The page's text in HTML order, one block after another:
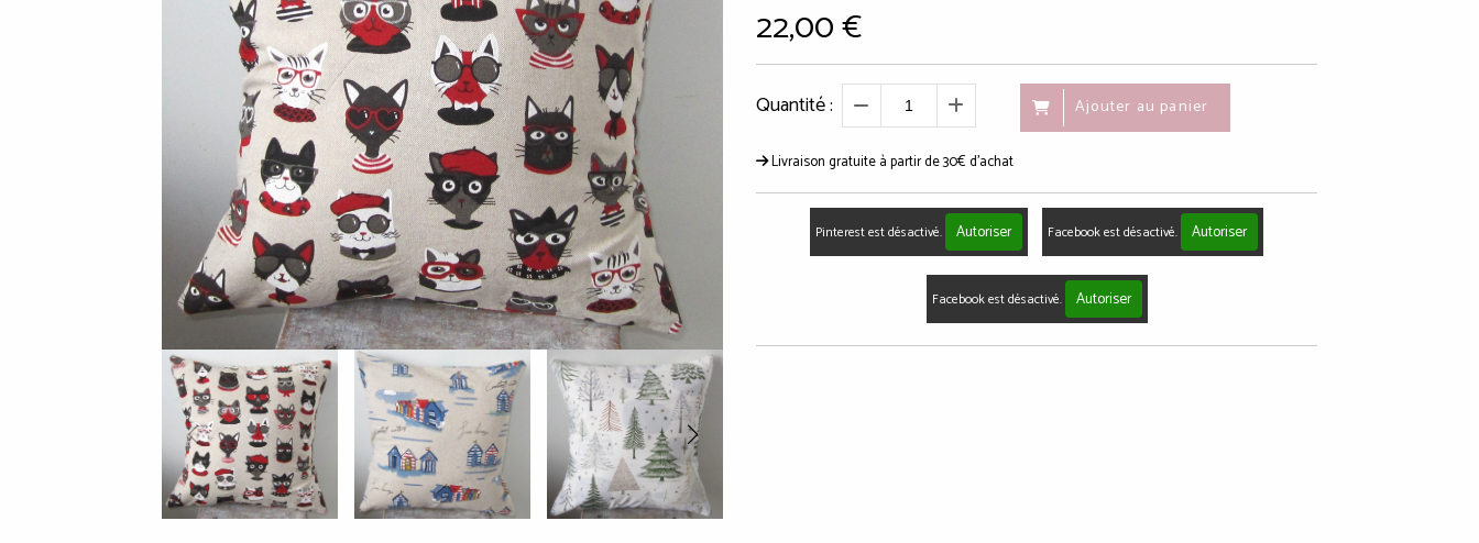
22,00€
Quantité : Ajouter au panier
Livraison gratuite à partir de 30€ d'achat
Pinterest est désactivé. Autoriser Facebook est désactivé. Autoriser
Facebook est désactivé. Autoriser